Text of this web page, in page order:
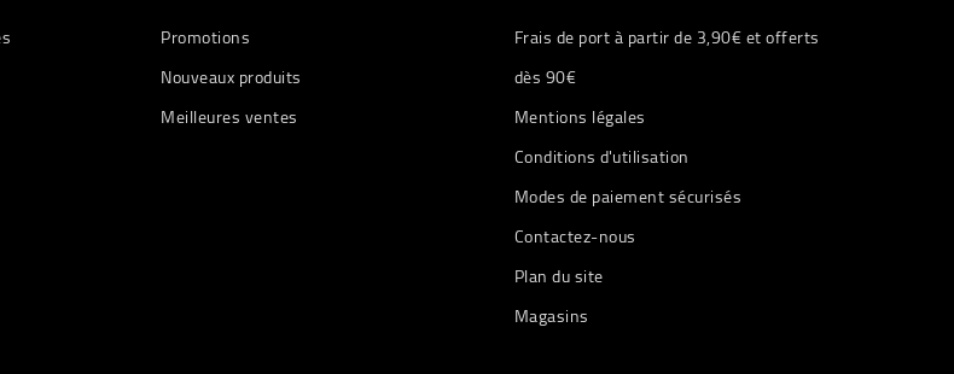
Promotions
Nouveaux produits
Meilleures ventes
Frais de port à partir de 3,90€ et offerts
dès 90€
Mentions légales
Conditions d'utilisation
Modes de paiement sécurisés
Contactez-nous
Plan du site
Magasins